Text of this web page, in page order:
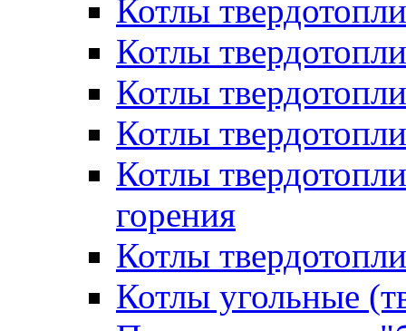
Котлы
Котлы
Котлы
Котлы
Котлы
горения
Котлы
Котлы угольные